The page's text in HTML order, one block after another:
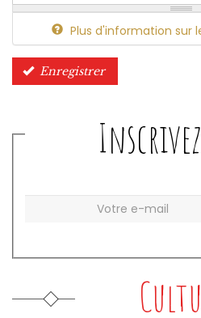
Plus d'information sur
Enregistrer